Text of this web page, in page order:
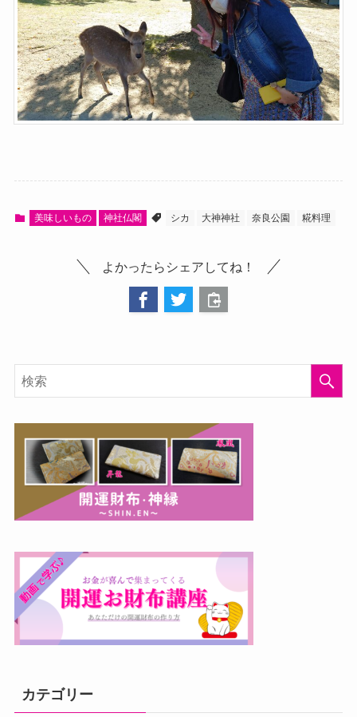
美味しいもの 神社仏閣 シカ 大神神社 奈良公園 糀料理
よかったらシェアしてね！
カテゴリー